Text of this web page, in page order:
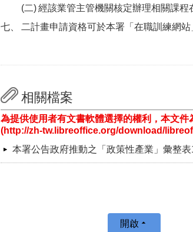
經該業管主管機關核定辦理相關課程
二計畫申請資格可於本署「在職訓練網站
相關檔案
為提供使用者有文書軟體選擇的權利，本文
(http://zh-tw.libreoffice.org/download/
本署公告政府推動之「政策性產業」彙整表
開啟